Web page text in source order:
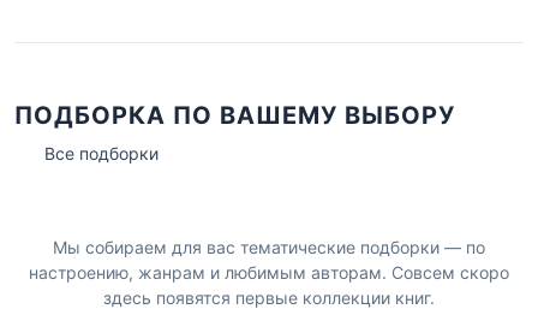
ПОДБОРКА ПО ВАШЕМУ ВЫБОРУ
Все подборки
Мы собираем для вас тематические подборки — по
настроению, жанрам и любимым авторам. Совсем скоро
здесь появятся первые коллекции книг.